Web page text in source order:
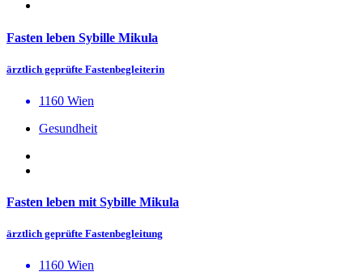
Fasten leben Sybille Mikula
ärztlich geprüfte Fastenbegleiterin
1160 Wien
Gesundheit
Fasten leben mit Sybille Mikula
ärztlich geprüfte Fastenbegleitung
1160 Wien